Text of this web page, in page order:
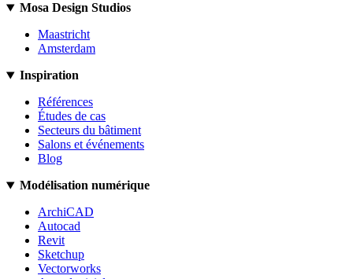
Mosa Design Studios
Maastricht
Amsterdam
Inspiration
Références
Études de cas
Secteurs du bâtiment
Salons et événements
Blog
Modélisation numérique
ArchiCAD
Autocad
Revit
Sketchup
Vectorworks